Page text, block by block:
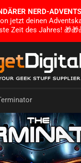
NERD-
jetzt deinen
Zeit des Jahres!